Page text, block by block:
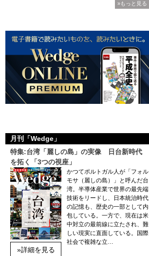
»もっと見る
月刊「Wedge」
特集:台湾「麗しの島」の実像 日台新時代
を拓く「3つの視座」
»詳細を見る
かつてポルトガル人が「フォル
モサ（麗しの島）」と呼んだ台
湾。半導体産業で世界の最先端
技術をリードし、日本統治時代
の記憶も、歴史の一部として内
包している。一方で、現在は米
中対立の最前線に立たされ、難
しい現実に直面している。国際
社会で複雑な立…